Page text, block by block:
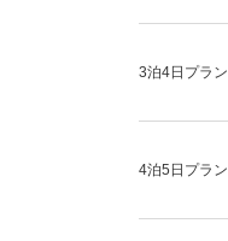
3泊4日プラン
4泊5日プラン